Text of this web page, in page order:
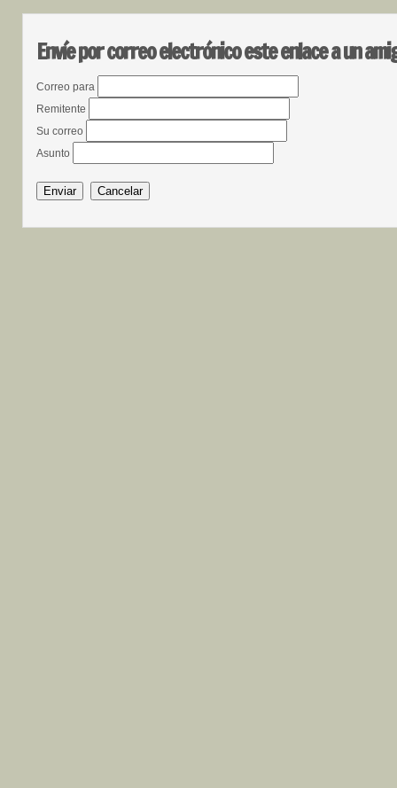
Envíe por correo electrónico este enlace a un
Correo para
Remitente
Su correo
Asunto
Enviar Cancelar